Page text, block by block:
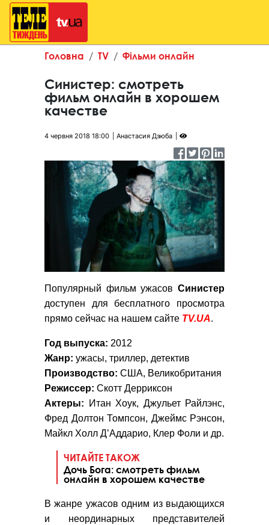
Головна TV Фільми онлайн
Синистер: смотреть
фильм онлайн в хорошем
качестве
4 червня 2018 18:00 Анастасия Дзюба
Популярный фильм ужасов Синистер
доступен для бесплатного просмотра
прямо сейчас на нашем сайте TV.UA.
Год выпуска: 2012
Жанр: ужасы, триллер, детектив
Производство: США, Великобритания
Режиссер: Скотт Дерриксон
Актеры: Итан Хоук, Джульет Райлэнс,
Фред Долтон Томпсон, Джеймс Рэнсон,
Майкл Холл Д’Аддарио, Клер Фоли и др.
ЧИТАЙТЕ ТАКОЖ
Дочь Бога: смотреть фильм
онлайн в хорошем качестве
В жанре ужасов одним из выдающихся
и неординарных представителей